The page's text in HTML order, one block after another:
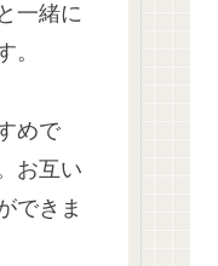
一緒に
。
めで
お互い
できま